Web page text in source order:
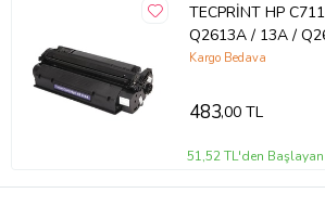
TECPRİNT HP C7115A / 15A /
Q2613A / 13A /
MUADİL TONER
Kargo Bedava
483,00 TL
51,52 TL'den